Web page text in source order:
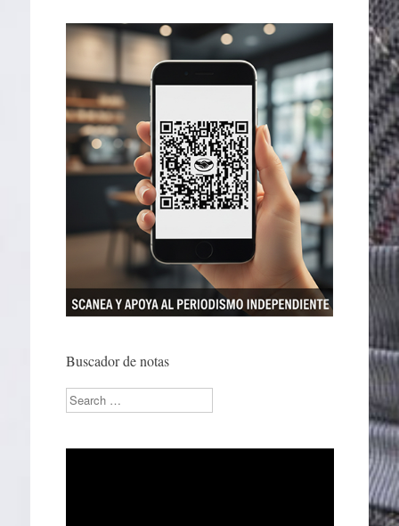
Buscador de notas
Search